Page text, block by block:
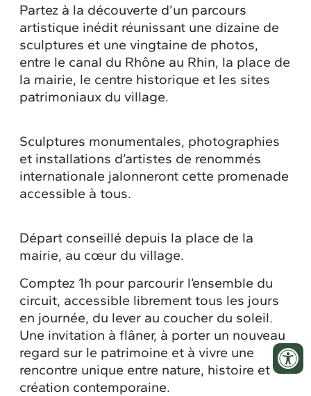
Partez à la découverte d’un parcours
artistique inédit réunissant une dizaine de
sculptures et une vingtaine de photos,
entre le canal du Rhône au Rhin, la place de
la mairie, le centre historique et les sites
patrimoniaux du village.
Sculptures monumentales, photographies
et installations d’artistes de renommés
internationale jalonneront cette promenade
accessible à tous.
Départ conseillé depuis la place de la
mairie, au cœur du village.
Comptez 1h pour parcourir l’ensemble du
circuit, accessible librement tous les jours
en journée, du lever au coucher du soleil.
Une invitation à flâner, à porter un nouveau
regard sur le patrimoine et à vivre une
rencontre unique entre nature, histoire et
création contemporaine.